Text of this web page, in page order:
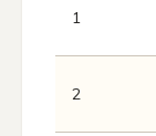
1
2